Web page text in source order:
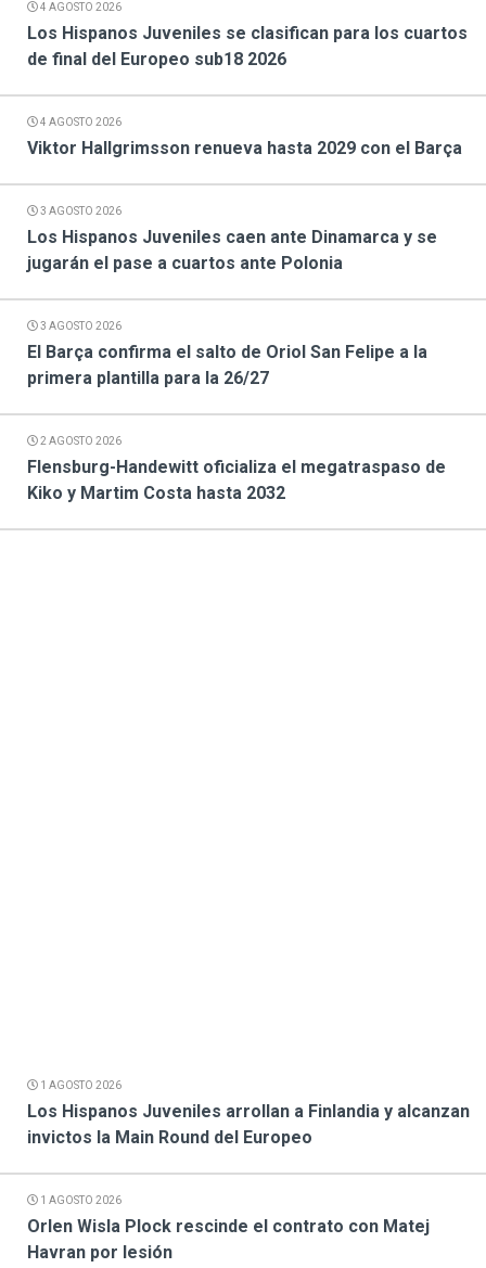
4 AGOSTO 2026
Los Hispanos Juveniles se clasifican para los cuartos
de final del Europeo sub18 2026
4 AGOSTO 2026
Viktor Hallgrimsson renueva hasta 2029 con el Barça
3 AGOSTO 2026
Los Hispanos Juveniles caen ante Dinamarca y se
jugarán el pase a cuartos ante Polonia
3 AGOSTO 2026
El Barça confirma el salto de Oriol San Felipe a la
primera plantilla para la 26/27
2 AGOSTO 2026
Flensburg-Handewitt oficializa el megatraspaso de
Kiko y Martim Costa hasta 2032
1 AGOSTO 2026
Los Hispanos Juveniles arrollan a Finlandia y alcanzan
invictos la Main Round del Europeo
1 AGOSTO 2026
Orlen Wisla Plock rescinde el contrato con Matej
Havran por lesión